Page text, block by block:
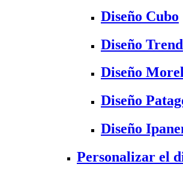
Diseño Cubo
Diseño Trend
Diseño
Diseño
Diseño
Personalizar el